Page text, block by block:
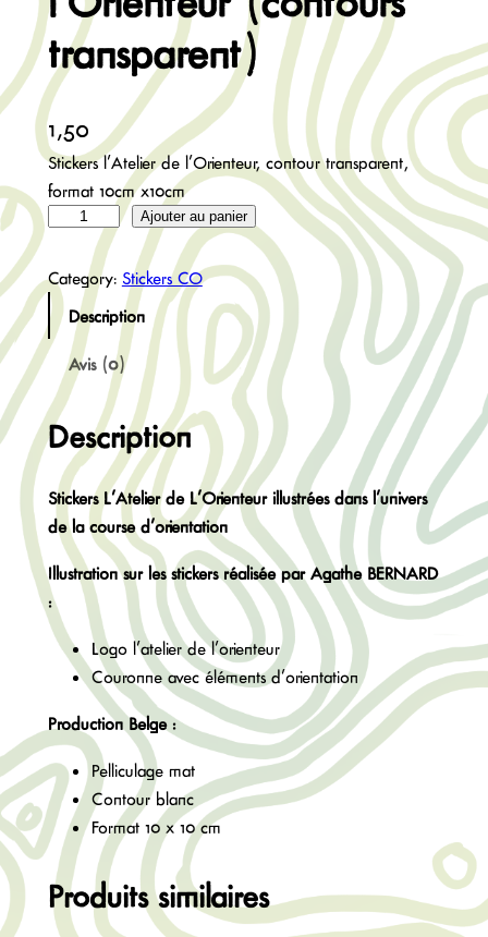
transparent)
1,50 €
Stickers l’Atelier de l’Orienteur, contour transparent,
format 10cm x10cm
a
n
t
i
é
d
S
t
c
k
e
L
A
t
e
i
e
Ajouter au panier
Category: Stickers CO
Description
Avis (0)
Description
Stickers L’Atelier de L’Orienteur illustrées dans l’univers
de la course d’orientation
Illustration sur les stickers réalisée par Agathe BERNARD
:
Logo l’atelier de l’orienteur
Couronne avec éléments d’orientation
Production Belge :
Pelliculage mat
Contour blanc
Format 10 x 10 cm
Produits similaires